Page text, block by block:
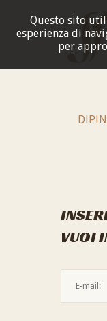
Questo sito
esperienza di
per
VUOI